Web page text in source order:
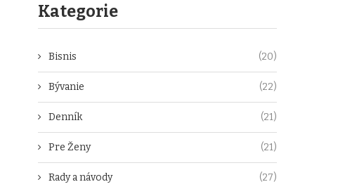
Kategorie
Bisnis (20)
Bývanie (22)
Denník (21)
Pre Ženy (21)
Rady a návody (27)